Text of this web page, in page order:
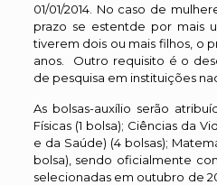
01/01/2014. No caso de
prazo se estentde por mais
tiverem dois ou mais filhos, o
anos. Outro requisito é o
de pesquisa em instituições
As bolsas-auxílio serão
Físicas (1 bolsa); Ciências da
e da Saúde) (4 bolsas);
bolsa), sendo oficialmente
selecionadas em outubro de